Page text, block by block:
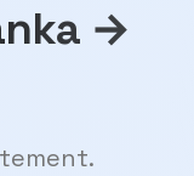
→